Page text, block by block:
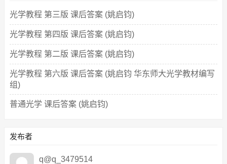
光学教程 第三版 课后答案 (姚启钧)
光学教程 第四版 课后答案 (姚启钧)
光学教程 第二版 课后答案 (姚启钧)
光学教程 第六版 课后答案 (姚启钧 华东师大光学教材编写
组)
普通光学 课后答案 (姚启钧)
发布者
q@q_3479514